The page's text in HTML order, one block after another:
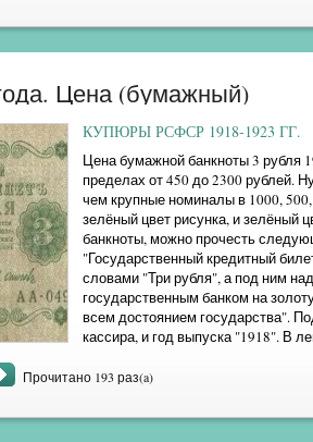
Цена (бумажный)
КУПЮРЫ РСФСР 1918-1923 ГГ.
Цена бумажной банкноты 3 рубля
пределах от 450 до 2300 рублей.
чем крупные номиналы в 1000,
зелёный цвет рисунка, и зелёный
банкноты, можно прочесть
"Государственный кредитный
словами "Три рубля", а под ним
государственным банком на
всем достоянием государства".
кассира, и год выпуска "1918". В
Прочитано 193 раз(a)